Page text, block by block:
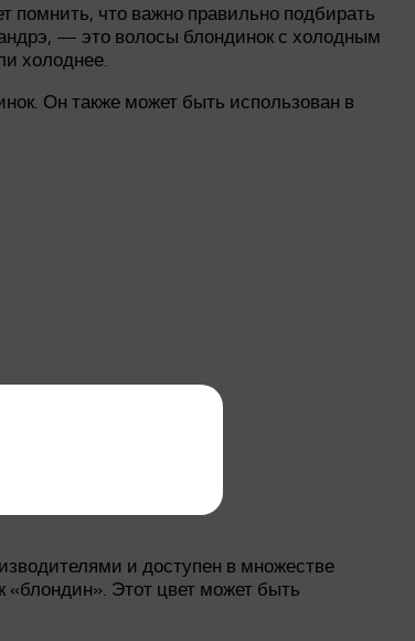
помнить, что важно правильно подбирать
— это волосы блондинок с холодным
холоднее.
Он также может быть использован в
и доступен в множестве
«блондин». Этот цвет может быть